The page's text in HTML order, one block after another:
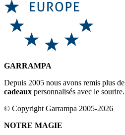
GARRAMPA
Depuis 2005 nous avons remis plus de
cadeaux personnalisés avec le sourire.
© Copyright Garrampa 2005-2026
NOTRE MAGIE